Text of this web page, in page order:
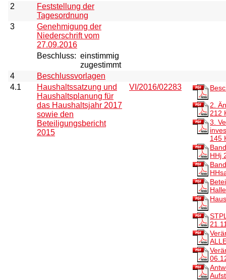
2
Feststellung der
Tagesordnung
3
Genehmigung der
Niederschrift vom
27.09.2016
Beschluss: einstimmig
zugestimmt
4
Beschlussvorlagen
4.1
Haushaltssatzung und
Haushaltsplanung für
das Haushaltsjahr 2017
sowie den
Beteiligungsbericht
2015
VI/2016/02283
2.
212
3.
145
HHj